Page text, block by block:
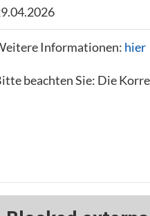
Informationen: hier
beachten Sie: Die